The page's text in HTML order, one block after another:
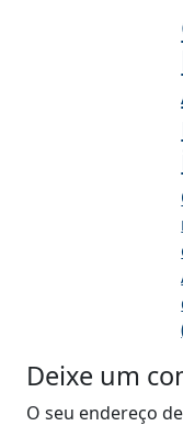
Deixe um
O seu endereço